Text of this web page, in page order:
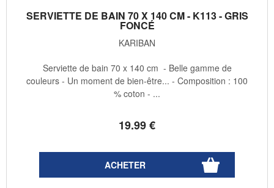
SERVIETTE DE BAIN 70 X 140 CM - K113 - GRIS
FONCÉ
KARIBAN
19.99€
Serviette de bain 70 x 140 cm - Belle gamme de
couleurs - Un moment de bien-être... - Composition : 100
% coton - ...